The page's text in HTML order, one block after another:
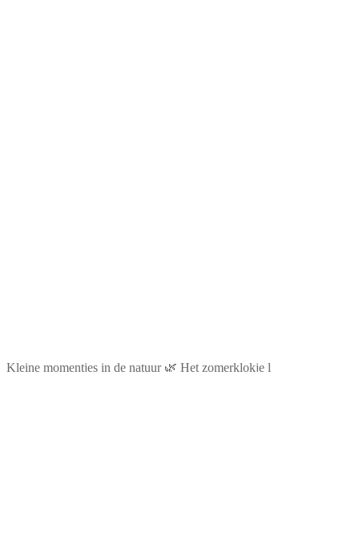
Kleine momentjes in de natuur 🌿 Het zomerklokje l